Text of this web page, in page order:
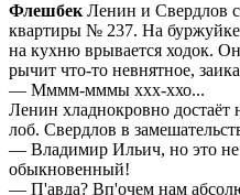
Флешбек Ленин и Свердлов
квартиры № 237. На
на кухню врывается ходок.
рычит что-то невнятное,
— Мммм-мммы ххх-ххо...
Ленин хладнокровно достаёт
лоб. Свердлов в
— Владимир Ильич, но это не
обыкновенный!
— П'авда? Вп'очем нам